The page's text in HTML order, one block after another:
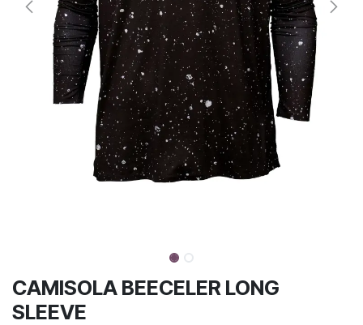
CAMISOLA BEECELER LONG
SLEEVE